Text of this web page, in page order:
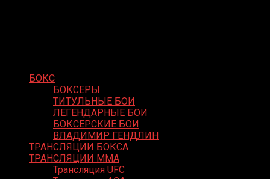
БОКС
БОКСЕРЫ
ТИТУЛЬНЫЕ БОИ
ЛЕГЕНДАРНЫЕ БОИ
БОКСЕРСКИЕ БОИ
ВЛАДИМИР ГЕНДЛИН
ТРАНСЛЯЦИИ БОКСА
ТРАНСЛЯЦИИ MMA
Трансляция UFC